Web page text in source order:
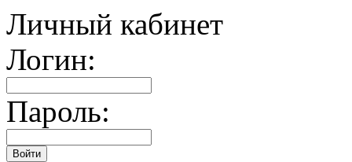
Личный кабинет
Логин:
Пароль: